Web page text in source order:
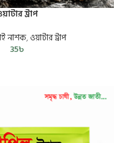
ট্রাপ
নাশক,ওয়াটার ট্রাপ
35৳